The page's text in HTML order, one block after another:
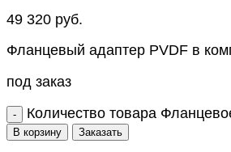
49 320 руб.
Фланцевый адаптер PVDF в
под заказ
Количество товара
В корзину Заказать